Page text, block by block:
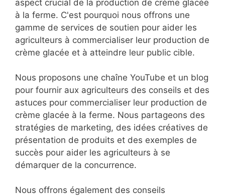
aspect crucial de la production de crème glacée
à la ferme. C'est pourquoi nous offrons une
gamme de services de soutien pour aider les
agriculteurs à commercialiser leur production de
crème glacée et à atteindre leur public cible.
Nous proposons une chaîne YouTube et un blog
pour fournir aux agriculteurs des conseils et des
astuces pour commercialiser leur production de
crème glacée à la ferme. Nous partageons des
stratégies de marketing, des idées créatives de
présentation de produits et des exemples de
succès pour aider les agriculteurs à se
démarquer de la concurrence.
Nous offrons également des conseils